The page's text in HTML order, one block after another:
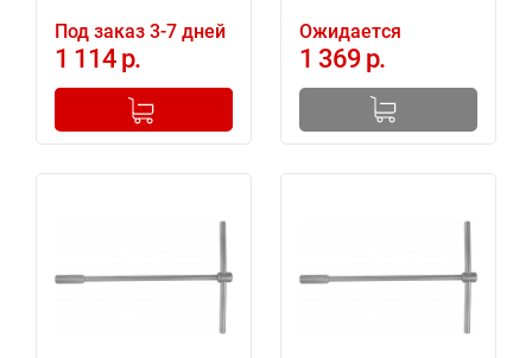
Под заказ 3-7 дней
1 114 р.
+
Добавлено в корзину
Ожидается
1 369 р.